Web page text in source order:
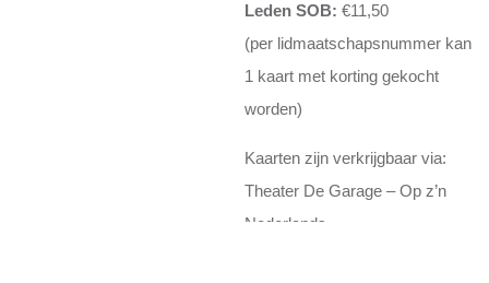
Leden SOB: €11,50
(per lidmaatschapsnummer kan
1 kaart met korting gekocht
worden)
Kaarten zijn verkrijgbaar via:
Theater De Garage – Op z’n
Nederlands